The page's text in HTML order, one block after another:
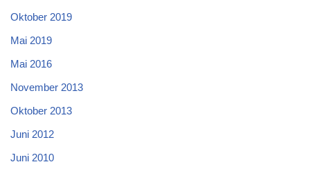
Oktober 2019
Mai 2019
Mai 2016
November 2013
Oktober 2013
Juni 2012
Juni 2010